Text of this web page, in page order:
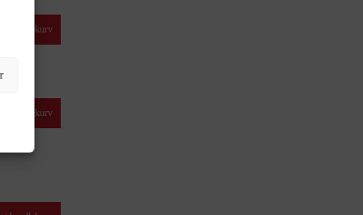
i handlekurv
i handlekurv